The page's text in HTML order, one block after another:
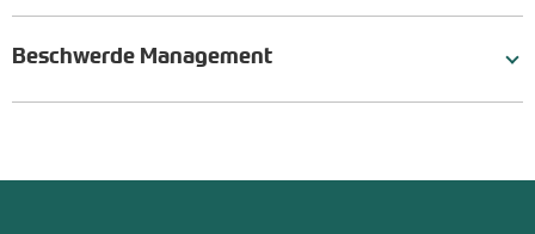
Beschwerde Management